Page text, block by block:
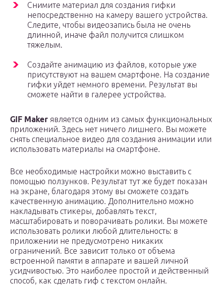
Снимите материал для создания гифки
непосредственно на камеру вашего устройства.
Следите, чтобы видеозапись была не очень
длинной, иначе файл получится слишком
тяжелым.
Создайте анимацию из файлов, которые уже
присутствуют на вашем смартфоне. На создание
гифки уйдет немного времени. Результат вы
сможете найти в галерее устройства.
GIF Maker является одним из самых функциональных
приложений. Здесь нет ничего лишнего. Вы можете
снять специальное видео для создания анимации или
использовать материалы на смартфоне.
Все необходимые настройки можно выставить с
помощью ползунков. Результат тут же будет показан
на экране, благодаря этому вы сможете создать
качественную анимацию. Дополнительно можно
накладывать стикеры, добавлять текст,
масштабировать и поворачивать ролики. Вы можете
использовать ролики любой длительность: в
приложении не предусмотрено никаких
ограничений. Все зависит только от объема
встроенной памяти в аппарате и вашей личной
усидчивостью. Это наиболее простой и действенный
способ, как сделать гиф с текстом онлайн.